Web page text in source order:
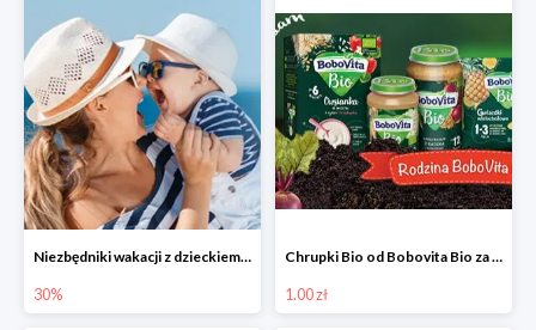
Niezbędniki wakacji z dzieckiem do -30%
30%
Chrupki Bio od Bobovita Bio za 1 grosz
1.00 zł